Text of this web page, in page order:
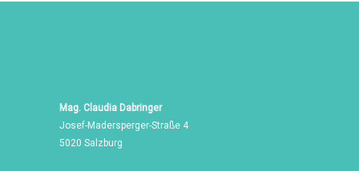
Mag. Claudia Dabringer
Josef-Madersperger-Straße 4
5020 Salzburg